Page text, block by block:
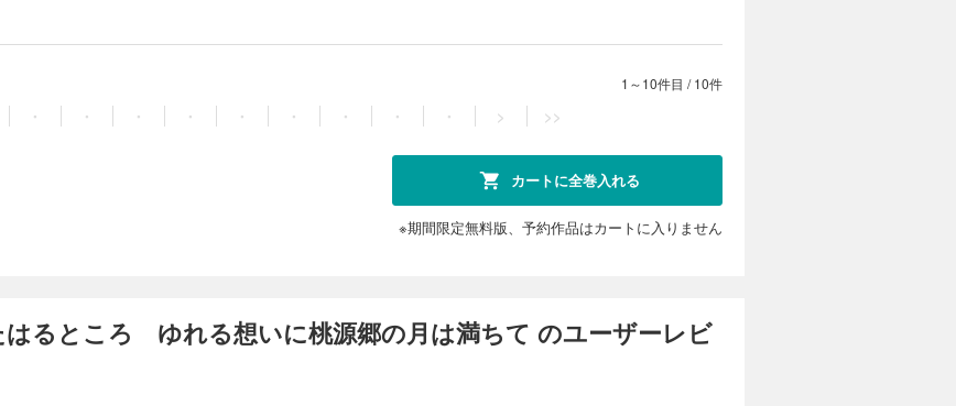
動のフィナーレ!!
1～10件目 /10件
・ ・ ・ ・ ・ ・ ・ ・ ・ > >>
カートに全巻入れる
※期間限定無料版、予約作品はカートに入りません
はるところ ゆれる想いに桃源郷の月は満ちて のユーザーレビ